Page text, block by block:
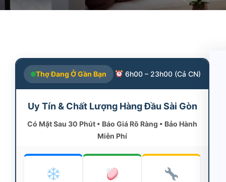
Thợ Đang Ở Gần Bạn 6h00 – 23h00 (Cả CN)
Uy Tín & Chất Lượng Hàng Đầu Sài Gòn
Có Mặt Sau 30 Phút • Báo Giá Rõ Ràng • Bảo Hành
Miễn Phí